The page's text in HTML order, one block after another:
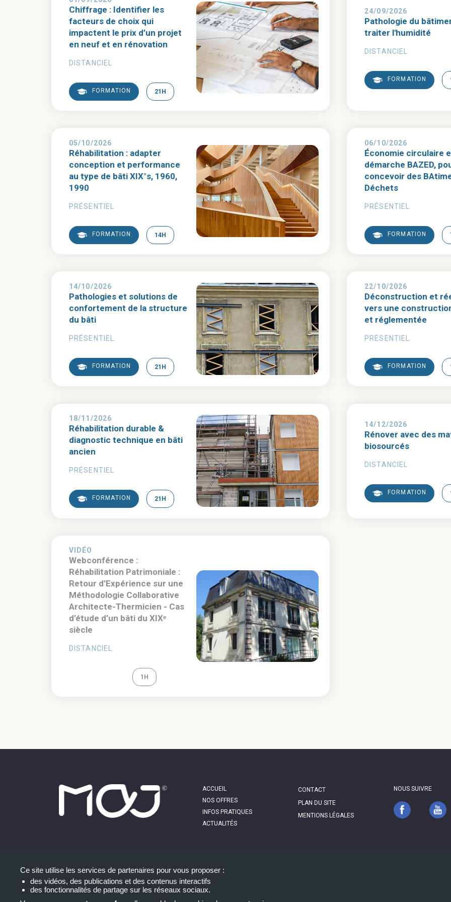
Chiffrage : Identifier les
facteurs de choix qui
impactent le prix d’un projet
en neuf et en rénovation
DISTANCIEL
FORMATION 21H
24/09/2026
Pathologie du
traiter l'humidité
DISTANCIEL
FORMATION
05/10/2026
Réhabilitation : adapter
conception et performance
au type de bâti XIX°s, 1960,
1990
PRÉSENTIEL
FORMATION 14H
06/10/2026
Économie circulaire
démarche BAZED,
concevoir des
Déchets
PRÉSENTIEL
FORMATION
14/10/2026
Pathologies et solutions de
confortement de la structure
du bâti
PRÉSENTIEL
FORMATION 21H
22/10/2026
Déconstruction et
vers une
et réglementée
PRÉSENTIEL
FORMATION
18/11/2026
Réhabilitation durable &
diagnostic technique en bâti
ancien
PRÉSENTIEL
FORMATION 21H
14/12/2026
Rénover avec des
biosourcés
DISTANCIEL
FORMATION
VIDÉO
Webconférence :
Réhabilitation Patrimoniale :
Retour d’Expérience sur une
Méthodologie Collaborative
Architecte-Thermicien - Cas
d’étude d’un bâti du XIXᵉ
siècle
DISTANCIEL
1H
MAIN
ACCUEIL
NOS OFFRES
INFOS PRATIQUES
ACTUALITÉS
PIED
DE
PAGE
CONTACT
PLAN DU SITE
MENTIONS LÉGALES
NOUS SUIVRE
Ce site utilise les services de partenaires pour vous proposer :
des vidéos, des publications et des contenus interactifs
des fonctionnalités de partage sur les réseaux sociaux.